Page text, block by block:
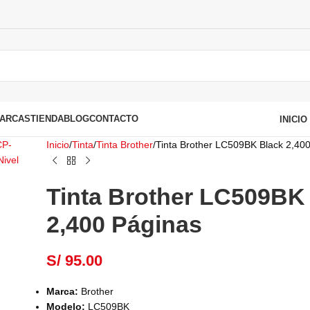
TIENDABLOGCONTACTO INICIO
Inicio Tinta Tinta Brother Tinta Brother LC509BK Black
Tinta Brother
2,400 Páginas
S/ 95.00
Marca: Brother
Modelo: LC509BK